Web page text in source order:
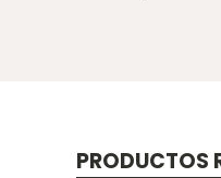
PRODUCTOS